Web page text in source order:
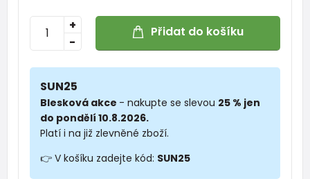
-
+ Přidat do košíku
SUN25
Blesková akce - nakupte se slevou 25 % jen
do pondělí 10.8.2026.
Platí i na již zlevněné zboží.
👉 V košíku zadejte kód: SUN25